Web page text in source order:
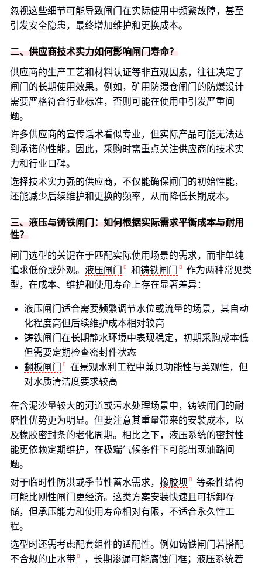
忽视这些细节可能导致闸门在实际使用中频繁故障，甚至
引发安全隐患，最终增加维护和更换成本。
二、供应商技术实力如何影响闸门寿命？
供应商的生产工艺和材料认证等非直观因素，往往决定了
闸门的长期使用效果。例如，矿用防溃仓闸门的防爆设计
需要严格符合行业标准，否则可能在使用中引发严重问
题。
许多供应商的宣传话术看似专业，但实际产品可能无法达
到承诺的性能。因此，采购时需重点关注供应商的技术实
力和行业口碑。
选择技术实力强的供应商，不仅能确保闸门的初始性能，
还能减少后续维护和更换的频率，从而降低长期成本。
三、液压与铸铁闸门：如何根据实际需求平衡成本与耐用
性？
闸门选型的关键在于匹配实际使用场景的需求，而非单纯
追求低价或外观。 液压闸门 和铸铁闸门
作为两种常见类
型，在成本、维护和使用寿命上存在显著差异：
液压闸门适合需要频繁调节水位或流量的场景，其自动
化程度高但后续维护成本相对较高
铸铁闸门在长期静水环境中表现稳定，初期采购成本低
但需要定期检查密封件状态
翻板闸门
在景观水利工程中兼具功能性与美观性，但
对水质清洁度要求较高
在含泥沙量较大的河道或污水处理场景中，铸铁闸门的耐
磨性优势更为明显。但要注意其重量带来的安装成本，以
及橡胶密封条的老化周期。相比之下，液压系统的密封性
能更依赖定期维护，在极端气候条件下可能出现油路问
题。
对于临时性防洪或季节性蓄水需求， 橡胶坝
等柔性结构
可能比刚性闸门更经济。这类方案安装快速且可拆卸存
储，但承压能力和使用寿命相对有限，不适合永久性工
程。
选型时还需考虑配套组件的适配性。例如铸铁闸门若搭配
不合规的 止水带
，长期渗漏可能腐蚀门框；液压系统若